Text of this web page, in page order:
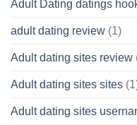
Adult Dating datings
adult dating review (1)
Adult dating sites review
Adult dating sites sites
Adult dating sites